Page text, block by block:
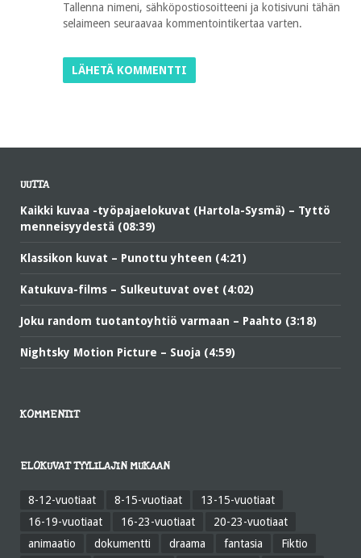
Tallenna nimeni, sähköpostiosoitteeni ja kotisivuni tähän
selaimeen seuraavaa kommentointikertaa varten.
UUTTA
Kaikki kuvaa -työpajaelokuvat (Hartola-Sysmä) – Tyttö
menneisyydestä (08:39)
Klassikon kuvat – Punottu yhteen (4:21)
Katukuva-films – Sulkeutuvat ovet (4:02)
Joku random tuotantoyhtiö varmaan – Paahto (3:18)
Nightsky Motion Picture – Suoja (4:59)
KOMMENTIT
ELOKUVAT TYYLILAJIN MUKAAN
8-12-vuotiaat 8-15-vuotiaat
13-15-vuotiaat
16-19-vuotiaat
16-23-vuotiaat
20-23-vuotiaat
animaatio
dokumentti draama fantasia
Fiktio